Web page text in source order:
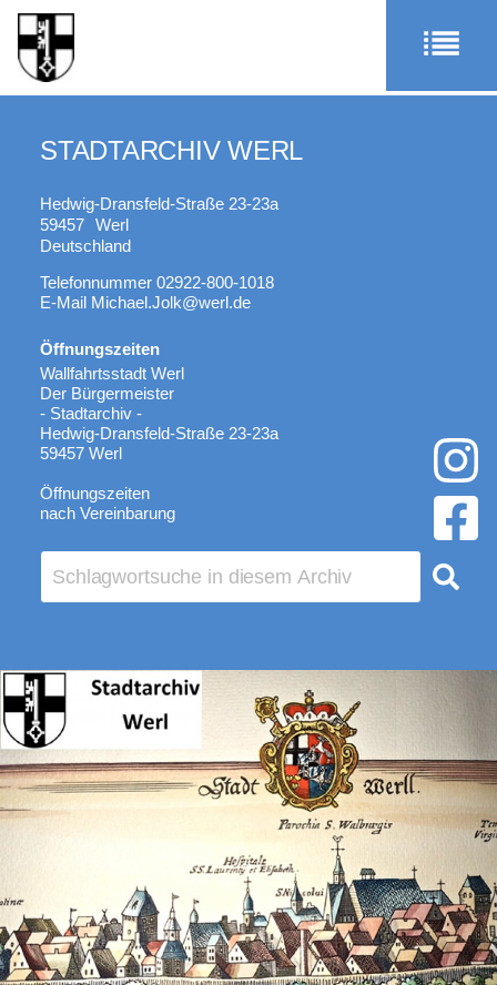
STADTARCHIV WERL
Hedwig-Dransfeld-Straße 23-23a
59457 Werl
Deutschland
Telefonnummer 02922-800-1018
E-Mail Michael.Jolk@werl.de
Öffnungszeiten
Wallfahrtsstadt Werl
Der Bürgermeister
- Stadtarchiv -
Hedwig-Dransfeld-Straße 23-23a
59457 Werl
Öffnungszeiten
nach Vereinbarung